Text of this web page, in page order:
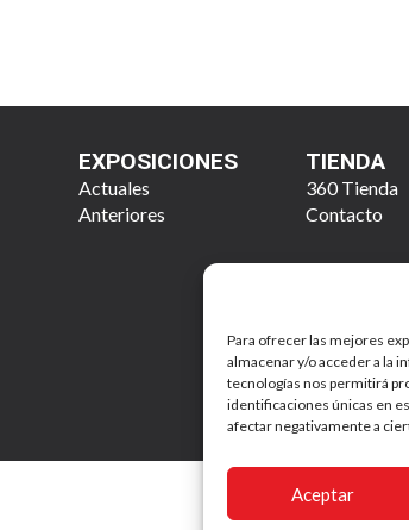
Para ofrecer las mejores
almacenar y/o acceder a la
tecnologías nos permitirá
identificaciones únicas en
afectar negativamente a
Aceptar
EXPOSICIONES
Actuales
Anteriores
TIENDA
360 Tienda
Contacto
Política de